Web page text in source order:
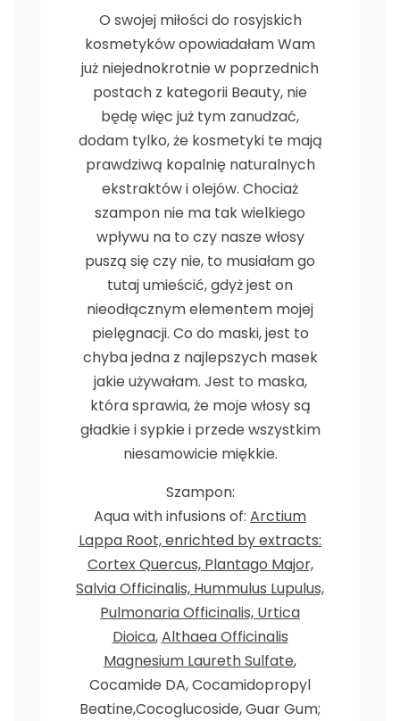
O swojej miłości do rosyjskich
kosmetyków opowiadałam Wam
już niejednokrotnie w poprzednich
postach z kategorii Beauty, nie
będę więc już tym zanudzać,
dodam tylko, że kosmetyki te mają
prawdziwą kopalnię naturalnych
ekstraktów i olejów. Chociaż
szampon nie ma tak wielkiego
wpływu na to czy nasze włosy
puszą się czy nie, to musiałam go
tutaj umieścić, gdyż jest on
nieodłącznym elementem mojej
pielęgnacji. Co do maski, jest to
chyba jedna z najlepszych masek
jakie używałam. Jest to maska,
która sprawia, że moje włosy są
gładkie i sypkie i przede wszystkim
niesamowicie miękkie.
Szampon:
Aqua with infusions of: Arctium
Lappa Root, enrichted by extracts:
Cortex Quercus, Plantago Major,
Salvia Officinalis, Hummulus Lupulus,
Pulmonaria Officinalis, Urtica
Dioica,Althaea Officinalis
Magnesium Laureth Sulfate,
Cocamide DA, Cocamidopropyl
Beatine,Cocoglucoside, Guar Gum;